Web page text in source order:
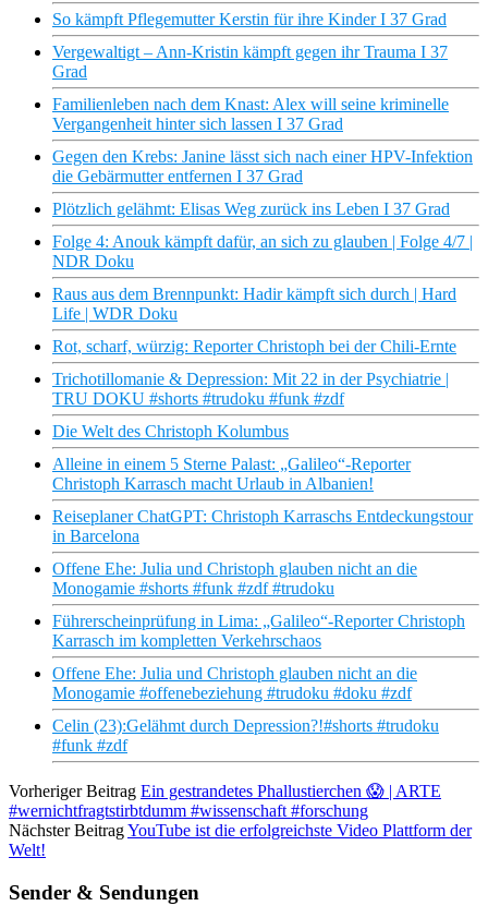
So kämpft Pflegemutter Kerstin für ihre Kinder I 37 Grad
Vergewaltigt – Ann-Kristin kämpft gegen ihr Trauma I 37
Grad
Familienleben nach dem Knast: Alex will seine kriminelle
Vergangenheit hinter sich lassen I 37 Grad
Gegen den Krebs: Janine lässt sich nach einer HPV-Infektion
die Gebärmutter entfernen I 37 Grad
Plötzlich gelähmt: Elisas Weg zurück ins Leben I 37 Grad
Folge 4: Anouk kämpft dafür, an sich zu glauben | Folge 4/7 |
NDR Doku
Raus aus dem Brennpunkt: Hadir kämpft sich durch ​| Hard
Life | WDR Doku
Rot, scharf, würzig: Reporter Christoph bei der Chili-Ernte
Trichotillomanie & Depression: Mit 22 in der Psychiatrie |
TRU DOKU #shorts #trudoku #funk #zdf
Die Welt des Christoph Kolumbus
Alleine in einem 5 Sterne Palast: „Galileo“-Reporter
Christoph Karrasch macht Urlaub in Albanien!
Reiseplaner ChatGPT: Christoph Karraschs Entdeckungstour
in Barcelona
Offene Ehe: Julia und Christoph glauben nicht an die
Monogamie #shorts #funk #zdf #trudoku
Führerscheinprüfung in Lima: „Galileo“-Reporter Christoph
Karrasch im kompletten Verkehrschaos
Offene Ehe: Julia und Christoph glauben nicht an die
Monogamie #offenebeziehung #trudoku #doku #zdf
Celin (23):Gelähmt durch Depression?!#shorts #trudoku
#funk #zdf
Vorheriger Beitrag Ein gestrandetes Phallustierchen 😱 | ARTE
#wernichtfragtstirbtdumm #wissenschaft #forschung
Nächster BeitragYouTube ist die erfolgreichste Video Plattform der
Welt!
Sender & Sendungen